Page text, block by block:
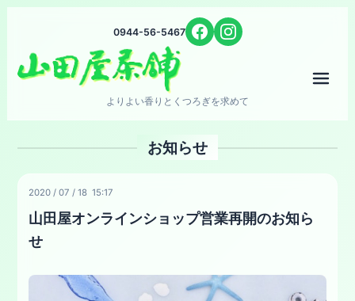
0944-56-5467
よりよい香りとくつろぎを求めて
お知らせ
2020 /07 /18 15:17
山田屋オンラインショップ営業再開のお知ら
せ